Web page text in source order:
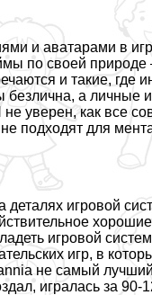
и аватарами в
по своей
и такие, где
безлична, а личные
уверен, как все
подходят для
деталях игровой
хорошие
игровой
игр, в
не самый
игралась за 90-